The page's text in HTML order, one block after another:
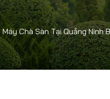
Chà Sàn Tại Quảng Ninh